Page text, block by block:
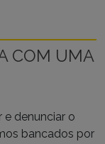
COM UMA
e denunciar o
bancados por